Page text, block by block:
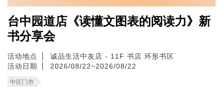
台中园道店《读懂文图表的阅读力》新
书分享会
活动地点
诚品生活中友店 - 11F 书店 环形书区
活动日期
2026/08/22~2026/08/22
中区门市